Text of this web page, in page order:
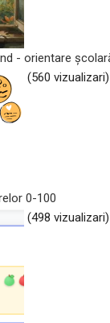
- orientare
(560 vizualizari)
0-100
(498 vizualizari)